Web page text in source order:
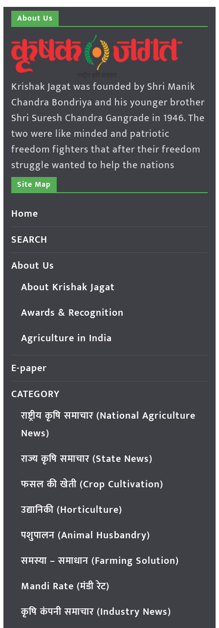
About Us
Krishak Jagat was founded by Shri Manik
Chandra Bondriya and his younger brother
Shri Suresh Chandra Gangrade in 1946. The
two were like minded and patriotic
freedom fighters that after their freedom
struggle wanted to help the nations
Site Map
Home
SEARCH
About Us
About Krishak Jagat
Awards & Recognition
Agriculture in India
E-paper
CATEGORY
राष्ट्रीय कृषि समाचार (National Agriculture
News)
राज्य कृषि समाचार (State News)
फसल की खेती (Crop Cultivation)
उद्यानिकी (Horticulture)
पशुपालन (Animal Husbandry)
समस्या – समाधान (Farming Solution)
Mandi Rate (मंडी रेट)
कृषि कंपनी समाचार (Industry News)